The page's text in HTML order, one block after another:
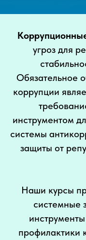
угроз для
Обязательное
коррупции
инструментом
системы
защиты от
Наши курсы
системные
профилактики